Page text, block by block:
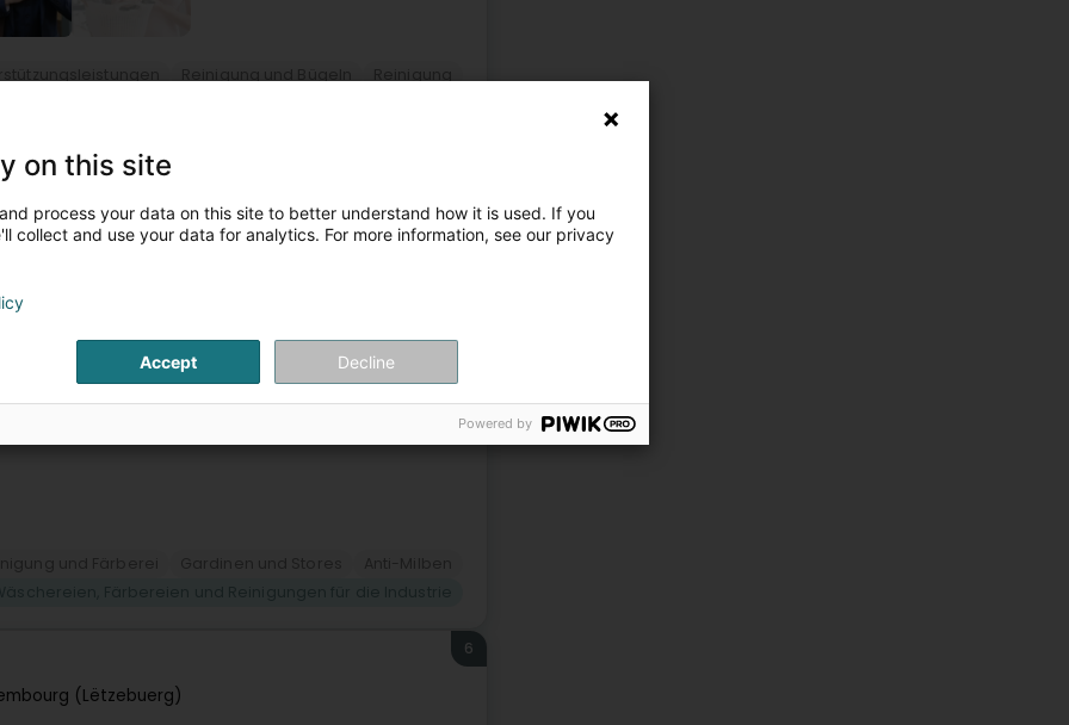
Reinigung und Bügeln
Reinigung
(Lëtzebuerg)
puissiez profiter de vos vêtements et de vos pièces
les experts 5àsec traitent tous types de vêtements
(Lëtzebuerg)
6
on this site
process your data on this site to better understand how it is used. If you
collect and use your data for analytics. For more information, see our privacy
Accept Decline
Powered by